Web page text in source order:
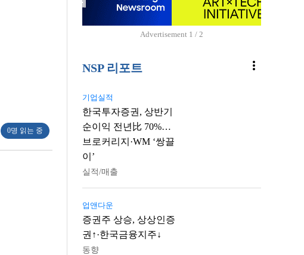
0명 읽는 중
Advertisement 1 / 2
NSP 리포트 more_vert
기업실적
한국투자증권, 상반기
순이익 전년比 70%…
브로커리지·WM ‘쌍끌
이’
실적/매출
업앤다운
증권주 상승, 상상인증
권↑·한국금융지주↓
동향